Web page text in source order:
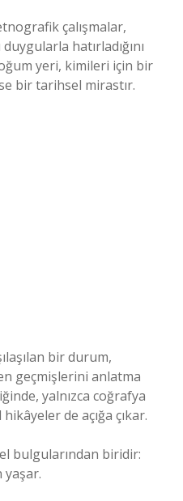
çalışmalar,
hatırladığını
yeri, kimileri için bir
bir tarihsel mirastır.
bir durum,
geçmişlerini anlatma
yalnızca coğrafya
de açığa çıkar.
bulgularından biridir:
yaşar.